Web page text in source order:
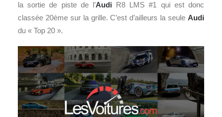
la sortie de piste de l’Audi R8 LMS #1 qui est donc
classée 20ème sur la grille. C’est d’ailleurs la seule Audi
du « Top 20 ».